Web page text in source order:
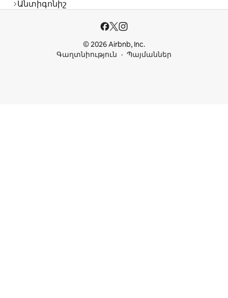
Անտիգոնիշ
© 2026 Airbnb, Inc.
Գաղտնիություն
Պայմաններ